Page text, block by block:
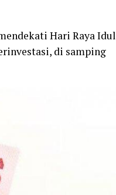
Hari Raya Idul
di samping